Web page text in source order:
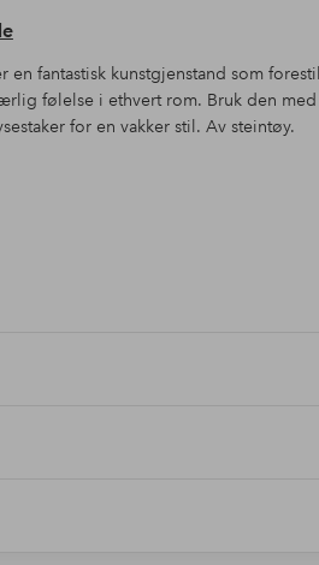
fantastisk kunstgjenstand som
følelse i ethvert rom. Bruk den
for en vakker stil. Av steintøy.